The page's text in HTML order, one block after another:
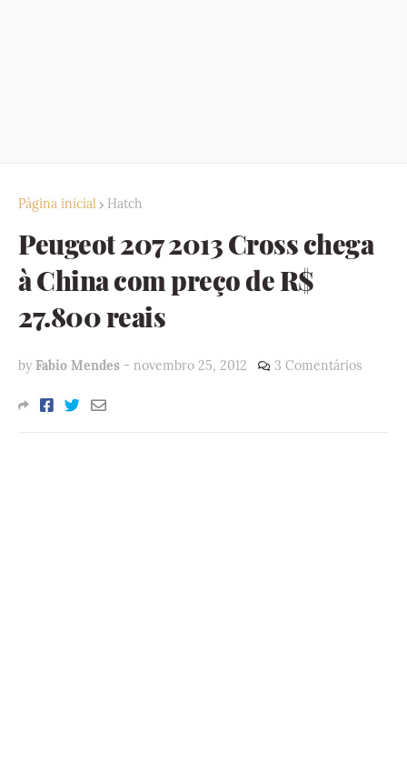
Página inicial Hatch
Peugeot 207 2013 Cross chega
à China com preço de R$
27.800 reais
by Fabio Mendes - novembro 25, 2012 3 Comentários